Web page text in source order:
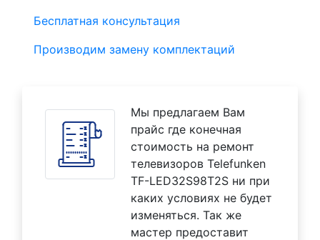
Бесплатная консультация
Производим замену комплектаций
Мы предлагаем Вам
прайс где конечная
стоимость на ремонт
телевизоров Telefunken
TF-LED32S98T2S ни при
каких условиях не будет
изменяться. Так же
мастер предоставит